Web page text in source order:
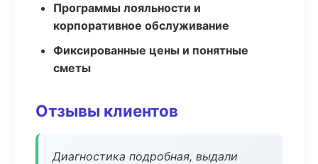
Программы лояльности и
корпоративное обслуживание
Фиксированные цены и понятные
сметы
Отзывы клиентов
Диагностика подробная, выдали